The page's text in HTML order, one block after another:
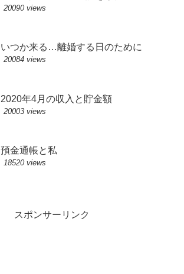
20090 views
いつか来る…離婚する日のために
20084 views
2020年4月の収入と貯金額
20003 views
預金通帳と私
18520 views
スポンサーリンク